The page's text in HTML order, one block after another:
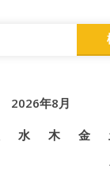
2026年8月
水 木 金